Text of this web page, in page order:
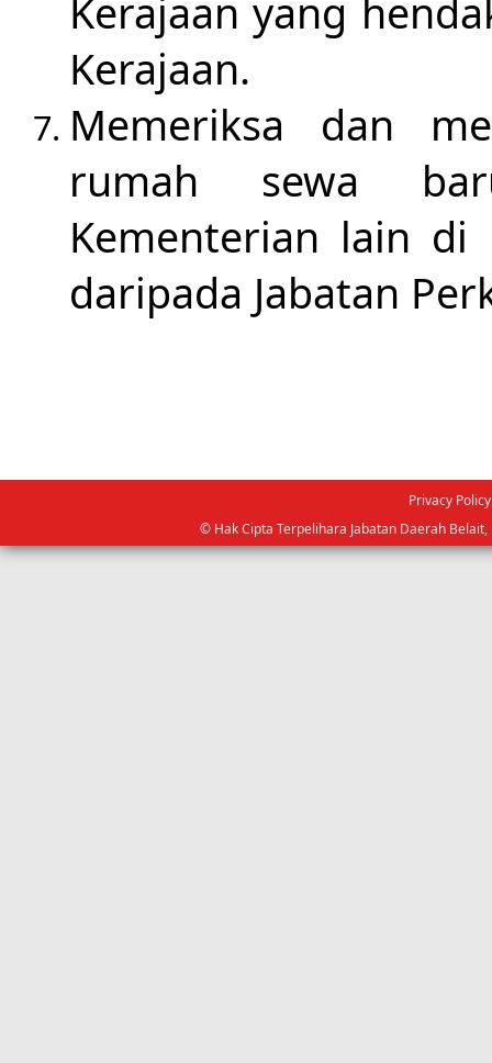
Kerajaan yang
Kerajaan.
Memeriksa dan
rumah sewa
Kementerian lain
daripada Jabatan
Privacy Policy
© Hak Cipta Terpelihara Jabatan Daerah